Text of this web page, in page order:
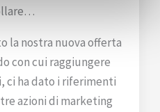
la nostra nuova offerta
con cui raggiungere
ci ha dato i riferimenti
azioni di marketing